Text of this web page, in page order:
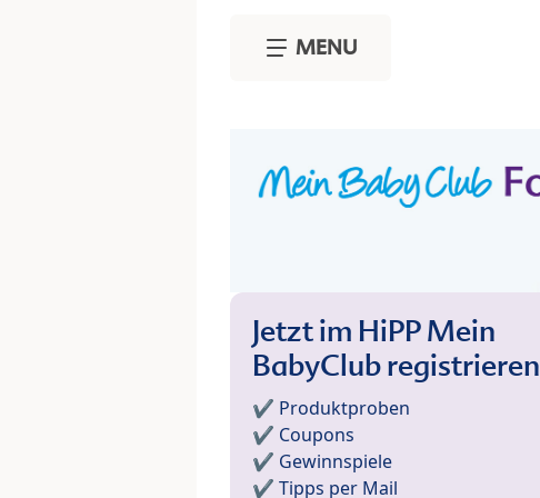
MENU
Jetzt im HiPP Mein
BabyClub registrieren
✔️ Produktproben
✔️ Coupons
✔️ Gewinnspiele
✔️ Tipps per Mail